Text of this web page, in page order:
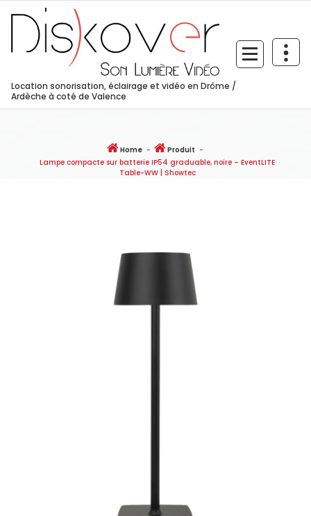
content
Location sonorisation, éclairage et vidéo en Drôme /
Ardèche à coté de Valence
Home - Produit -
Lampe compacte sur batterie IP54 graduable, noire – EventLITE
Table-WW | Showtec